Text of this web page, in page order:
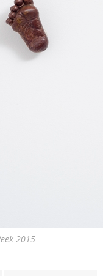
2015